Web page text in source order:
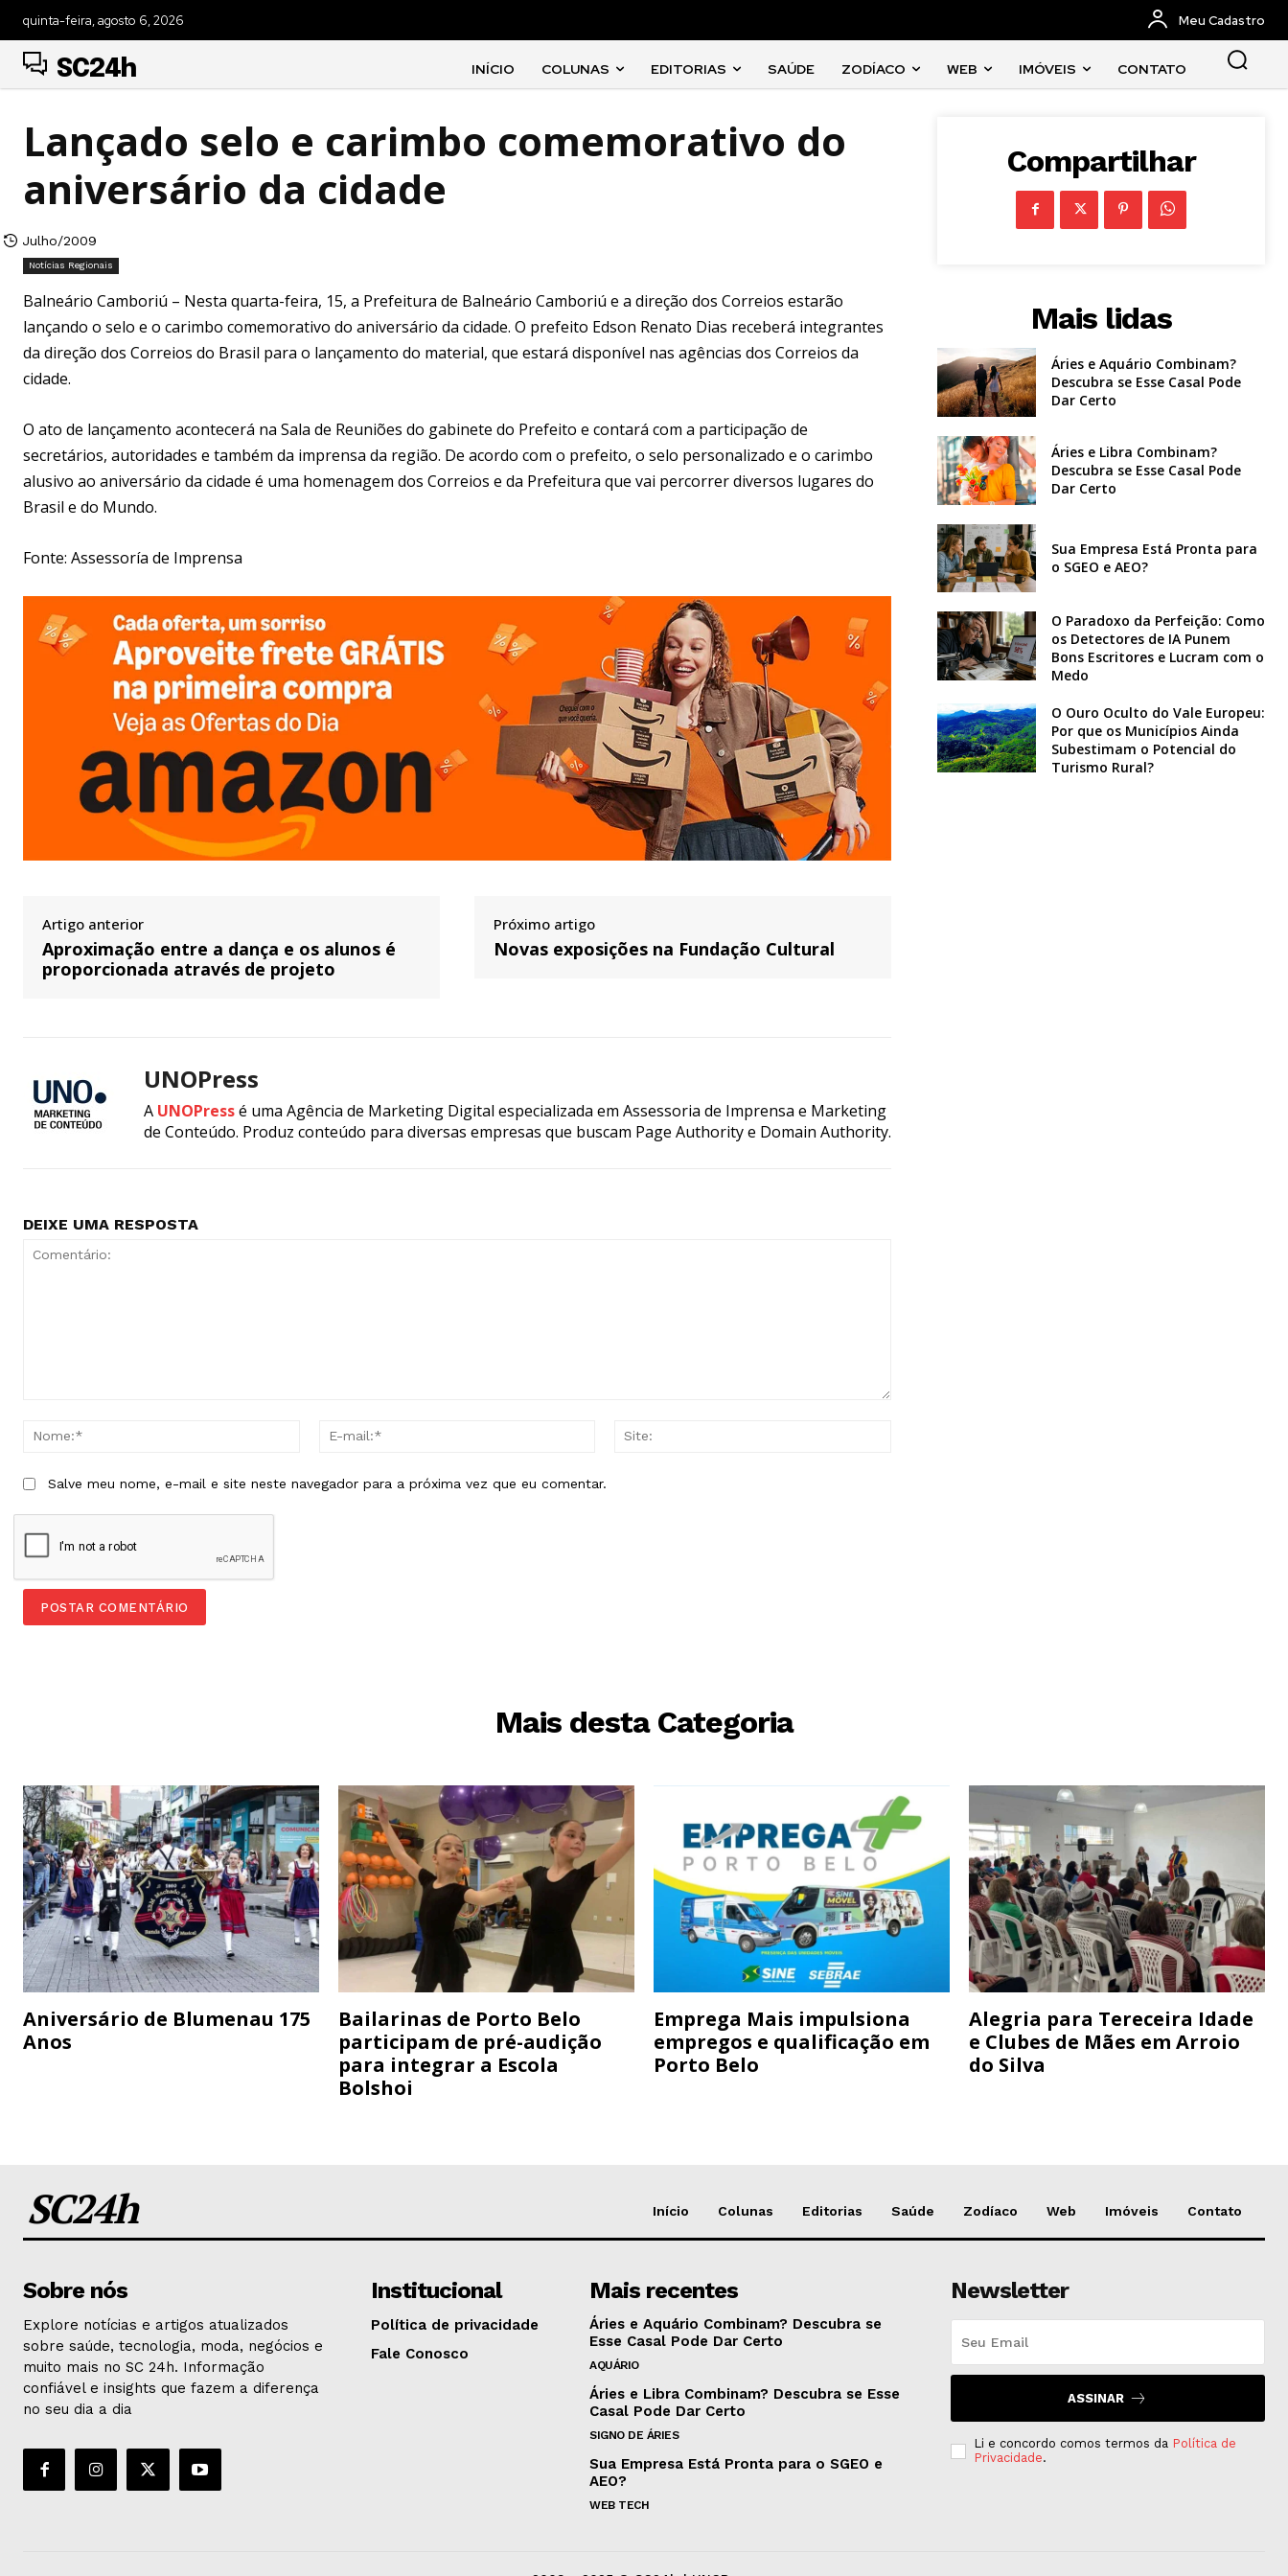
quinta-feira, agosto 6, 2026 Meu Cadastro
SC24h INÍCIO COLUNAS EDITORIAS SAÚDE ZODÍACO WEB IMÓVEIS CONTATO
Lançado selo e carimbo comemorativo do
aniversário da cidade
Julho/2009
Notícias Regionais
Balneário Camboriú – Nesta quarta-feira, 15, a Prefeitura de Balneário Camboriú e a direção dos Correios estarão
lançando o selo e o carimbo comemorativo do aniversário da cidade. O prefeito Edson Renato Dias receberá integrantes
da direção dos Correios do Brasil para o lançamento do material, que estará disponível nas agências dos Correios da
cidade.
O ato de lançamento acontecerá na Sala de Reuniões do gabinete do Prefeito e contará com a participação de
secretários, autoridades e também da imprensa da região. De acordo com o prefeito, o selo personalizado e o carimbo
alusivo ao aniversário da cidade é uma homenagem dos Correios e da Prefeitura que vai percorrer diversos lugares do
Brasil e do Mundo.
Fonte: Assessoría de Imprensa
Artigo anterior
Aproximação entre a dança e os alunos é
proporcionada através de projeto
Próximo artigo
Novas exposições na Fundação Cultural
UNOPress
A UNOPressé uma Agência de Marketing Digital especializada em Assessoria de Imprensa e Marketing
de Conteúdo. Produz conteúdo para diversas empresas que buscam Page Authority e Domain Authority.
DEIXE UMA RESPOSTA
Nome:*
Salve meu nome, e-mail e site neste navegador para a próxima vez que eu comentar.
Compartilhar
Mais lidas
Áries e Aquário Combinam?
Descubra se Esse Casal Pode
Dar Certo
Áries e Libra Combinam?
Descubra se Esse Casal Pode
Dar Certo
Sua Empresa Está Pronta para
o SGEO e AEO?
O Paradoxo da Perfeição: Como
os Detectores de IA Punem
Bons Escritores e Lucram com o
Medo
O Ouro Oculto do Vale Europeu:
Por que os Municípios Ainda
Subestimam o Potencial do
Turismo Rural?
Mais desta Categoria
Aniversário de Blumenau 175
Anos
Bailarinas de Porto Belo
participam de pré-audição
para integrar a Escola
Bolshoi
Emprega Mais impulsiona
empregos e qualificação em
Porto Belo
Alegria para Tereceira Idade
e Clubes de Mães em Arroio
do Silva
SC24h Início Colunas Editorias Saúde Zodíaco Web Imóveis Contato
Sobre nós
Explore notícias e artigos atualizados
sobre saúde, tecnologia, moda, negócios e
muito mais no SC 24h. Informação
confiável e insights que fazem a diferença
no seu dia a dia
Institucional
Política de privacidade
Fale Conosco
Mais recentes
Áries e Aquário Combinam? Descubra se
Esse Casal Pode Dar Certo
AQUÁRIO
Áries e Libra Combinam? Descubra se Esse
Casal Pode Dar Certo
SIGNO DE ÁRIES
Sua Empresa Está Pronta para o SGEO e
AEO?
WEB TECH
Newsletter
ASSINAR
Li e concordo comos termos da Política de
Privacidade.